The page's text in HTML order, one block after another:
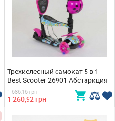
Трехколесный самокат 5 в 1
Best Scooter 26901 Абстаркция
1 686,16 грн
1 260,92 грн